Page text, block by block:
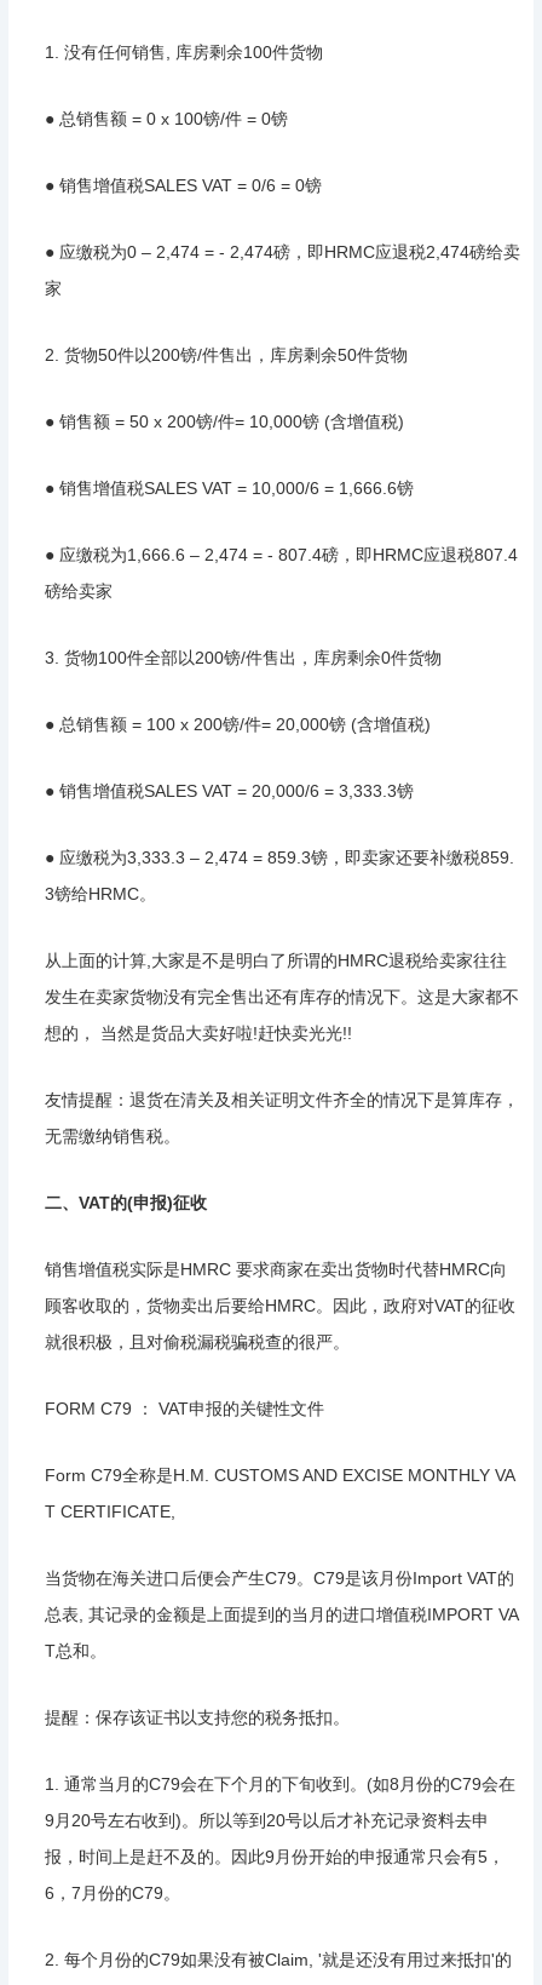
1. 没有任何销售, 库房剩余100件货物
● 总销售额 = 0 x 100镑/件 = 0镑
● 销售增值税SALES VAT = 0/6 = 0镑
● 应缴税为0 – 2,474 = - 2,474磅，即HRMC应退税2,474磅给卖
家
2. 货物50件以200镑/件售出，库房剩余50件货物
● 销售额 = 50 x 200镑/件= 10,000镑 (含增值税)
● 销售增值税SALES VAT = 10,000/6 = 1,666.6镑
● 应缴税为1,666.6 – 2,474 = - 807.4磅，即HRMC应退税807.4
磅给卖家
3. 货物100件全部以200镑/件售出，库房剩余0件货物
● 总销售额 = 100 x 200镑/件= 20,000镑 (含增值税)
● 销售增值税SALES VAT = 20,000/6 = 3,333.3镑
● 应缴税为3,333.3 – 2,474 = 859.3镑，即卖家还要补缴税859.
3镑给HRMC。
从上面的计算,大家是不是明白了所谓的HMRC退税给卖家往往
发生在卖家货物没有完全售出还有库存的情况下。这是大家都不
想的， 当然是货品大卖好啦!赶快卖光光!!
友情提醒：退货在清关及相关证明文件齐全的情况下是算库存，
无需缴纳销售税。
二、VAT的(申报)征收
销售增值税实际是HMRC 要求商家在卖出货物时代替HMRC向
顾客收取的，货物卖出后要给HMRC。因此，政府对VAT的征收
就很积极，且对偷税漏税骗税查的很严。
FORM C79 ： VAT申报的关键性文件
Form C79全称是H.M. CUSTOMS AND EXCISE MONTHLY VA
T CERTIFICATE,
当货物在海关进口后便会产生C79。C79是该月份Import VAT的
总表, 其记录的金额是上面提到的当月的进口增值税IMPORT VA
T总和。
提醒：保存该证书以支持您的税务抵扣。
1. 通常当月的C79会在下个月的下旬收到。(如8月份的C79会在
9月20号左右收到)。所以等到20号以后才补充记录资料去申
报，时间上是赶不及的。因此9月份开始的申报通常只会有5，
6，7月份的C79。
2. 每个月份的C79如果没有被Claim, '就是还没有用过来抵扣'的